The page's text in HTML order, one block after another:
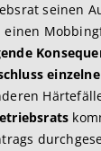
seinen
einen